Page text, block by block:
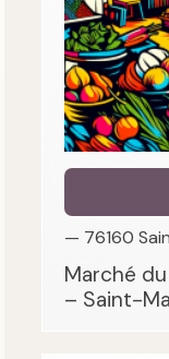
— 76160
Marché
– Saint-